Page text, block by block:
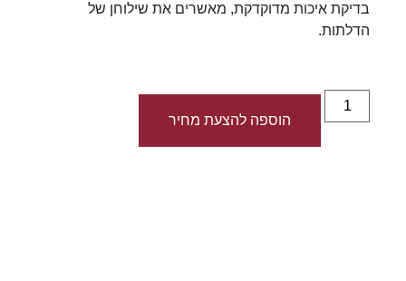
בדיקת איכות מדוקדקת, מאשרים את שילוחן של
הדלתות.
הוספה להצעת מחיר